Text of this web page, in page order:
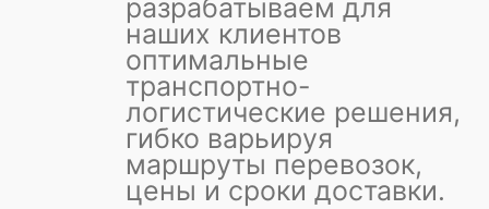
разрабатываем для
наших клиентов
оптимальные
транспортно-
логистические решения,
гибко варьируя
маршруты перевозок,
цены и сроки доставки.